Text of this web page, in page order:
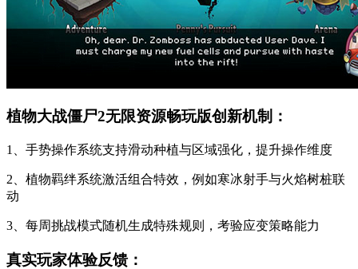
植物大战僵尸2无限资源畅玩版创新机制：
1、手势操作系统支持滑动种植与区域强化，提升操作维度
2、植物羁绊系统激活组合特效，例如寒冰射手与火焰树桩联
动
3、每周挑战模式随机生成特殊规则，考验应变策略能力
真实玩家体验反馈：